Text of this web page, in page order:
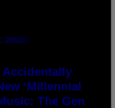
IMAGES)
Accidentally
‘Millennial
The Gen